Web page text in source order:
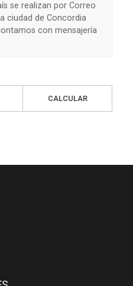
se realizan por Correo
ciudad de Concordia
con mensajería
CALCULAR